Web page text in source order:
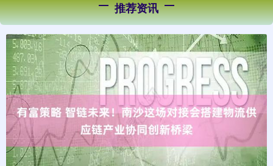
推荐资讯